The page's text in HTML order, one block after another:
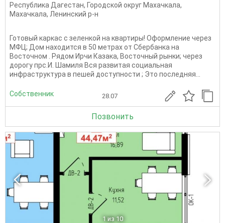
Республика Дагестан, Городской округ Махачкала,
Махачкала, Ленинский р-н
Готовый каркас с зеленкой на квартиры! Оформление через
МФЦ; Дом находится в 50 метрах от Сбербанка на
Восточном . Рядом Ирчи Казака, Восточный рынки; через
дорогу прс.И. Шамиля Вся развитая социальная
инфраструктура в пешей доступности ; Это последняя...
Собственник 28.07
Позвонить
1 из 10